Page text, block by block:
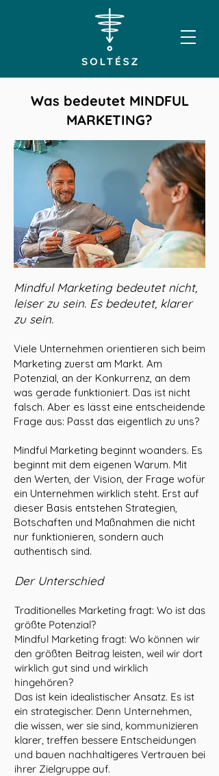
Was bedeutet MINDFUL
MARKETING?
Mindful Marketing bedeutet nicht,
leiser zu sein. Es bedeutet, klarer
zu sein.
Viele Unternehmen orientieren sich beim
Marketing zuerst am Markt. Am
Potenzial, an der Konkurrenz, an dem
was gerade funktioniert. Das ist nicht
falsch. Aber es lässt eine entscheidende
Frage aus: Passt das eigentlich zu uns?
Mindful Marketing beginnt woanders. Es
beginnt mit dem eigenen Warum. Mit
den Werten, der Vision, der Frage wofür
ein Unternehmen wirklich steht. Erst auf
dieser Basis entstehen Strategien,
Botschaften und Maßnahmen die nicht
nur funktionieren, sondern auch
authentisch sind.
Der Unterschied
Traditionelles Marketing fragt: Wo ist das
größte Potenzial?
Mindful Marketing fragt: Wo können wir
den größten Beitrag leisten, weil wir dort
wirklich gut sind und wirklich
hingehören?
Das ist kein idealistischer Ansatz. Es ist
ein strategischer. Denn Unternehmen,
die wissen, wer sie sind, kommunizieren
klarer, treffen bessere Entscheidungen
und bauen nachhaltigeres Vertrauen bei
ihrer Zielgruppe auf.